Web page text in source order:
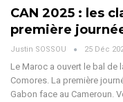
CAN 2025 : les
première
Justin SOSSOU 25 Déc
Le Maroc a ouvert le bal de
Comores. La première
Gabon face au Cameroun.